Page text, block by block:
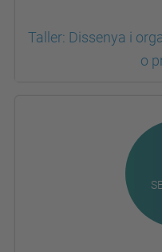
Taller: Dissenya i
o